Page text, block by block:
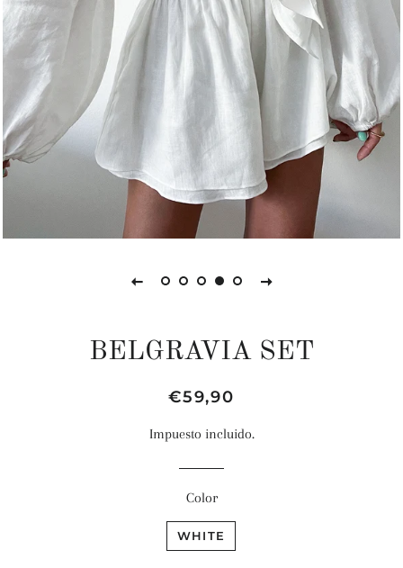
BELGRAVIA SET
Precio
Precio
venta
€59,90
Impuesto incluido.
Color
WHITE